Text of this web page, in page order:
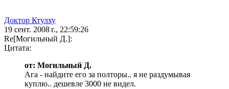
Доктор Ктулху
19 сент. 2008 г., 22:59:26
Re[Могильный Д.]:
Цитата:
от: Могильный Д.
Ага - найдите его за полторы.. я не раздумывая
куплю.. дешевле 3000 не видел.